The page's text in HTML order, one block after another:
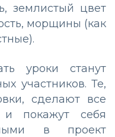
землистый цвет
морщины (как
уроки станут
участников. Те,
сделают все
и покажут себя
в проект